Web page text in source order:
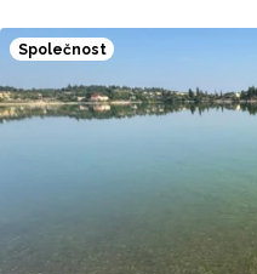
Na konci června vznikla na
Poděbrady bez závor a
upozorňuje na nevyhovujcí
u oblíbeného
zastupitel města
Společnost